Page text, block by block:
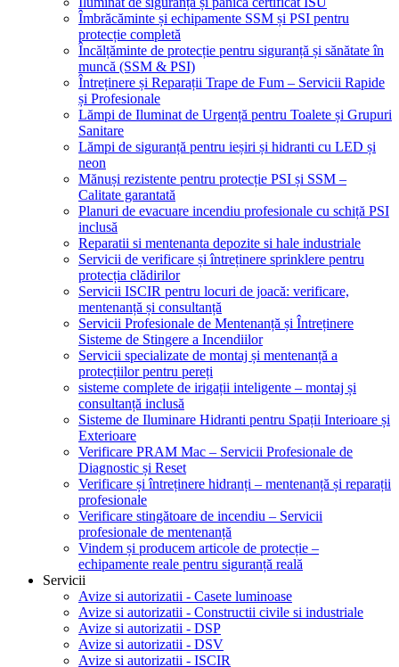
Îmbrăcăminte și echipamente SSM și PSI pentru
protecție completă
Încălțăminte de protecție pentru siguranță și sănătate în
muncă (SSM & PSI)
Întreținere și Reparații Trape de Fum – Servicii Rapide
și Profesionale
Lămpi de Iluminat de Urgență pentru Toalete și Grupuri
Sanitare
Lămpi de siguranță pentru ieșiri și hidranti cu LED și
neon
Mănuși rezistente pentru protecție PSI și SSM –
Calitate garantată
Planuri de evacuare incendiu profesionale cu schiță PSI
inclusă
Reparatii si mentenanta depozite si hale industriale
Servicii de verificare și întreținere sprinklere pentru
protecția clădirilor
Servicii ISCIR pentru locuri de joacă: verificare,
mentenanță și consultanță
Servicii Profesionale de Mentenanță și Întreținere
Sisteme de Stingere a Incendiilor
Servicii specializate de montaj și mentenanță a
protecțiilor pentru pereți
sisteme complete de irigații inteligente – montaj și
consultanță inclusă
Sisteme de Iluminare Hidranti pentru Spații Interioare și
Exterioare
Verificare PRAM Mac – Servicii Profesionale de
Diagnostic și Reset
Verificare și întreținere hidranți – mentenanță și reparații
profesionale
Verificare stingătoare de incendiu – Servicii
profesionale de mentenanță
Vindem și producem articole de protecție –
echipamente reale pentru siguranță reală
Servicii
Avize si autorizatii - Casete luminoase
Avize si autorizatii - Constructii civile si industriale
Avize si autorizatii - DSP
Avize si autorizatii - DSV
Avize si autorizatii - ISCIR